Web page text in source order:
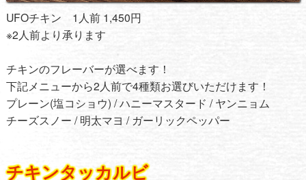
UFOチキン 1人前 1,450円
※2人前より承ります
チキンのフレーバーが選べます！
下記メニューから2人前で4種類お選びいただけます！
プレーン(塩コショウ) / ハニーマスタード / ヤンニョム
チーズスノー / 明太マヨ / ガーリックペッパー
チキンタッカルビ